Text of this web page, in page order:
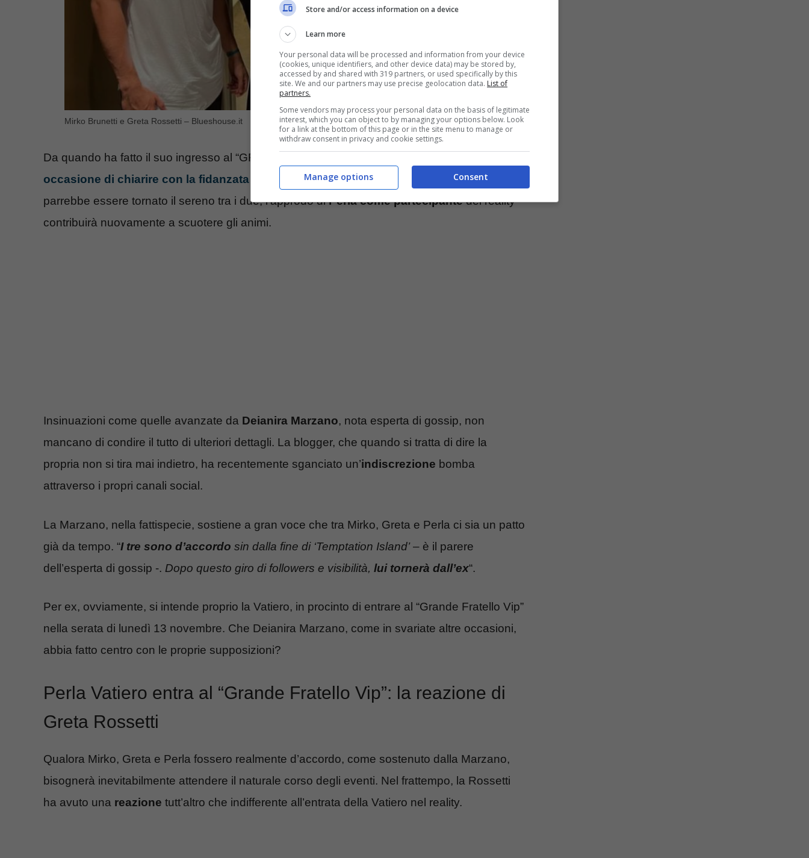
Mirko Brunetti e Greta Rossetti – Blueshouse.it
Da quando ha fatto il suo ingresso al “GF Vip” come concorrente, Mirko Brunetti ha avuto
occasione di chiarire con la fidanzata Greta Rossettiper ben due volte. Sebbene
parrebbe essere tornato il sereno tra i due, l’approdo diPerla come partecipantedel reality
contribuirà nuovamente a scuotere gli animi.
Insinuazioni come quelle avanzate da Deianira Marzano, nota esperta di gossip, non
mancano di condire il tutto di ulteriori dettagli. La blogger, che quando si tratta di dire la
propria non si tira mai indietro, ha recentemente sganciato un’indiscrezione bomba
attraverso i propri canali social.
La Marzano, nella fattispecie, sostiene a gran voce che tra Mirko, Greta e Perla ci sia un patto
già da tempo. “I tre sono d’accordo sin dalla fine di ‘Temptation Island’– è il parere
dell’esperta di gossip -. Dopo questo giro di followers e visibilità, lui tornerà dall’ex“.
Per ex, ovviamente, si intende proprio la Vatiero, in procinto di entrare al “Grande Fratello Vip”
nella serata di lunedì 13 novembre. Che Deianira Marzano, come in svariate altre occasioni,
abbia fatto centro con le proprie supposizioni?
Perla Vatiero entra al “Grande Fratello Vip”: la reazione di
Greta Rossetti
Qualora Mirko, Greta e Perla fossero realmente d’accordo, come sostenuto dalla Marzano,
bisognerà inevitabilmente attendere il naturale corso degli eventi. Nel frattempo, la Rossetti
ha avuto una reazione tutt’altro che indifferente all’entrata della Vatiero nel reality.
Store and/or access information on a device
Learn more
Your personal data will be processed and information from your device
(cookies, unique identifiers, and other device data) may be stored by,
accessed by and shared with 319 partners, or used specifically by this
site. We and our partners may use precise geolocation data. List of
partners.
Some vendors may process your personal data on the basis of legitimate
interest, which you can object to by managing your options below. Look
for a link at the bottom of this page or in the site menu to manage or
withdraw consent in privacy and cookie settings.
Consent
Manage options